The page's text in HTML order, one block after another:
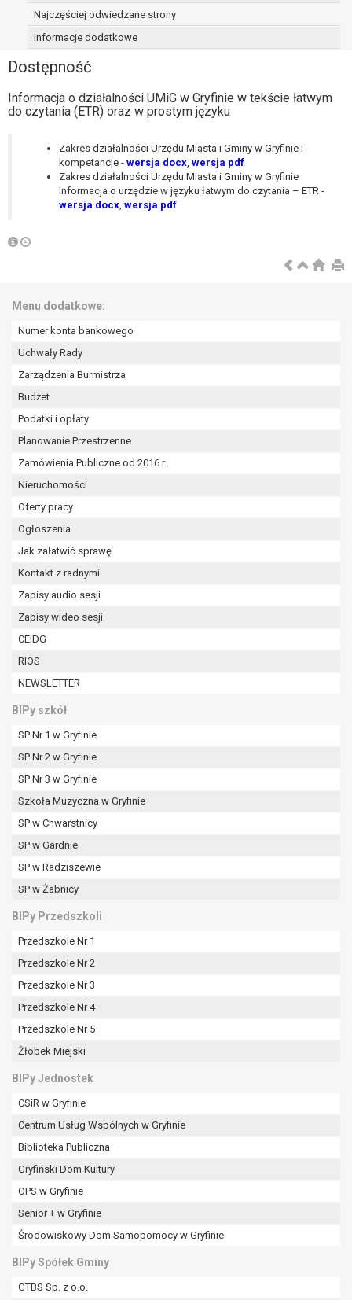
Najczęściej odwiedzane strony
Informacje dodatkowe
Dostępność
Informacja o działalności UMiG w Gryfinie w tekście łatwym
do czytania (ETR) oraz w prostym języku
Zakres działalności Urzędu Miasta i Gminy w Gryfinie i
kompetancje - wersja docx, wersja pdf
Zakres działalności Urzędu Miasta i Gminy w Gryfinie
Informacja o urzędzie w języku łatwym do czytania – ETR -
wersja docx, wersja pdf
Menu dodatkowe:
Numer konta bankowego
Uchwały Rady
Zarządzenia Burmistrza
Budżet
Podatki i opłaty
Planowanie Przestrzenne
Zamówienia Publiczne od 2016 r.
Nieruchomości
Oferty pracy
Ogłoszenia
Jak załatwić sprawę
Kontakt z radnymi
Zapisy audio sesji
Zapisy wideo sesji
CEIDG
RIOS
NEWSLETTER
BIPy szkół
SP Nr 1 w Gryfinie
SP Nr 2 w Gryfinie
SP Nr 3 w Gryfinie
Szkoła Muzyczna w Gryfinie
SP w Chwarstnicy
SP w Gardnie
SP w Radziszewie
SP w Żabnicy
BIPy Przedszkoli
Przedszkole Nr 1
Przedszkole Nr 2
Przedszkole Nr 3
Przedszkole Nr 4
Przedszkole Nr 5
Żłobek Miejski
BIPy Jednostek
CSiR w Gryfinie
Centrum Usług Wspólnych w Gryfinie
Biblioteka Publiczna
Gryfiński Dom Kultury
OPS w Gryfinie
Senior + w Gryfinie
Środowiskowy Dom Samopomocy w Gryfinie
BIPy Spółek Gminy
GTBS Sp. z o.o.
prawo do przenoszenia danych na
podstawie art. 20 RODO, w przypadku gdy
łącznie spełnione są następujące przesłanki:
której dane dotyczą lub na podstawie
zgody wyrażonej przez tą osobę,
zautomatyzowany;
prawo sprzeciwu wobec przetwarzania
danych na podstawie art. 21 RODO, wobec
przetwarzania danych osobowych, którego
podstawą prawną jest:
interesie publicznym lub w ramach
wynikających z prawnie
realizowanych przez administratora
sprzeciwu, administrator nie może już
przetwarzać tych danych osobowych, chyba
obrony roszczeń.
W przypadku gdy przetwarzanie danych
osobowych odbywa się na podstawie zgody osoby
Cofnięcie to nie ma wpływu na zgodność
przetwarzania, którego dokonano na podstawie
Przysługuje Pani/Panu prawo wniesienia skargi do
organu nadzorczego na niezgodne z prawem
przetwarzanie Pani/Pana danych osobowych
Organem właściwym do wniesienia skargi jest
Prezes Urzędu Ochrony Danych Osobowych.
W zależności od sfery, w której przetwarzane są
dane osobowe, podanie danych osobowych jest
umownym.
Pani/Pana dane nie będą poddawane